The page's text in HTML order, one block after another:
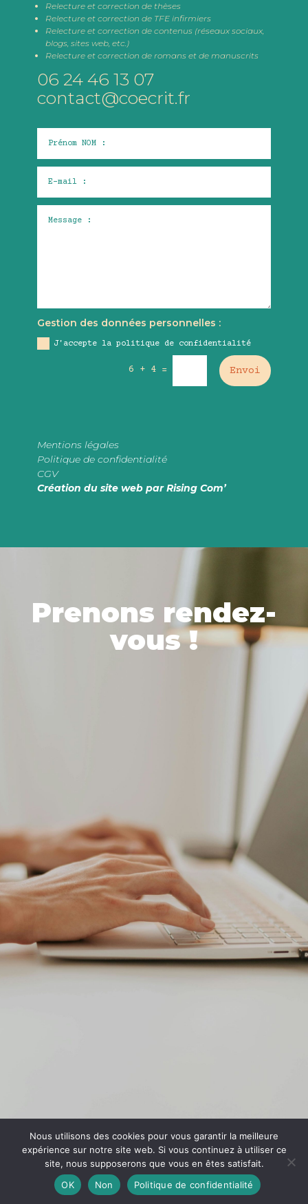
Relecture et correction de thèses
Relecture et correction de TFE infirmiers
Relecture et correction de contenus (réseaux sociaux,
blogs, sites web, etc.)
Relecture et correction de romans et de manuscrits
06 24 46 13 07
contact@coecrit.fr
Gestion des données personnelles :
J'accepte la politique de confidentialité
6 + 4 = Envoi
Mentions légales
Politique de confidentialité
CGV
Création du site web par Rising Com’
Prenons rendez-
vous !
Nous utilisons des cookies pour vous garantir la meilleure
expérience sur notre site web. Si vous continuez à utiliser ce
site, nous supposerons que vous en êtes satisfait.
OK
Non Politique de confidentialité